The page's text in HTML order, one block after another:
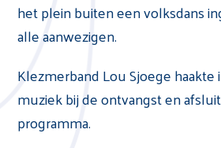
het plein buiten een volksdans
alle aanwezigen.
Klezmerband Lou Sjoege
muziek bij de ontvangst en
programma.